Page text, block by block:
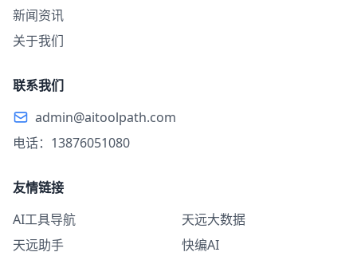
新闻资讯
关于我们
联系我们
admin@aitoolpath.com
电话：13876051080
友情链接
AI工具导航
天远大数据
天远助手
快编AI